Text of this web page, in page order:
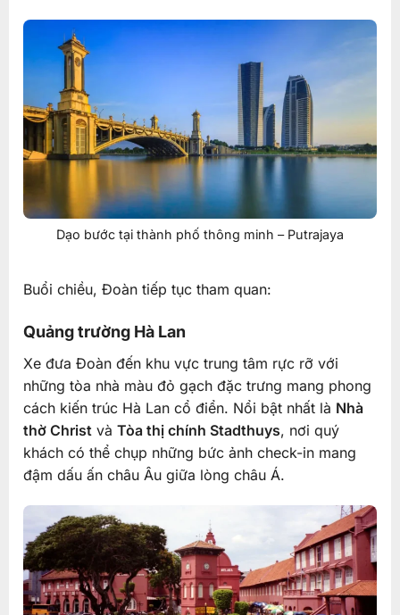
Dạo bước tại thành phố thông minh – Putrajaya
Buổi chiều, Đoàn tiếp tục tham quan:
Quảng trường Hà Lan
Xe đưa Đoàn đến khu vực trung tâm rực rỡ với
những tòa nhà màu đỏ gạch đặc trưng mang phong
cách kiến trúc Hà Lan cổ điển. Nổi bật nhất là Nhà
thờ Christ và Tòa thị chính Stadthuys, nơi quý
khách có thể chụp những bức ảnh check-in mang
đậm dấu ấn châu Âu giữa lòng châu Á.